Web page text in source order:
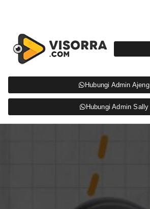
Hubungi Admin Ajeng
Hubungi Admin Sally